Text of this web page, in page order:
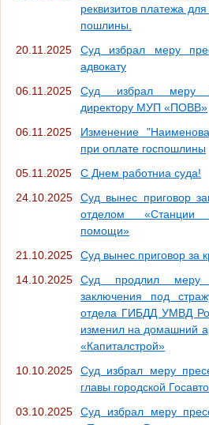
реквизитов платежа
пошлины.
20.11.2025
Суд избрал меру
адвокату
06.11.2025
Суд избрал меру
директору МУП «ПОВВ»
06.11.2025
Изменение
при оплате госпошлины
05.11.2025
С Днем работниа суда!
24.10.2025
Суд вынес приговор
отделом «Станции
помощи»
21.10.2025
Суд вынес приговор за
14.10.2025
Суд продлил меру
заключения под
отдела ГИБДД УМВД
изменил на домашний
«Капиталстрой»
10.10.2025
Суд избрал меру
главы городской
03.10.2025
Суд избрал меру